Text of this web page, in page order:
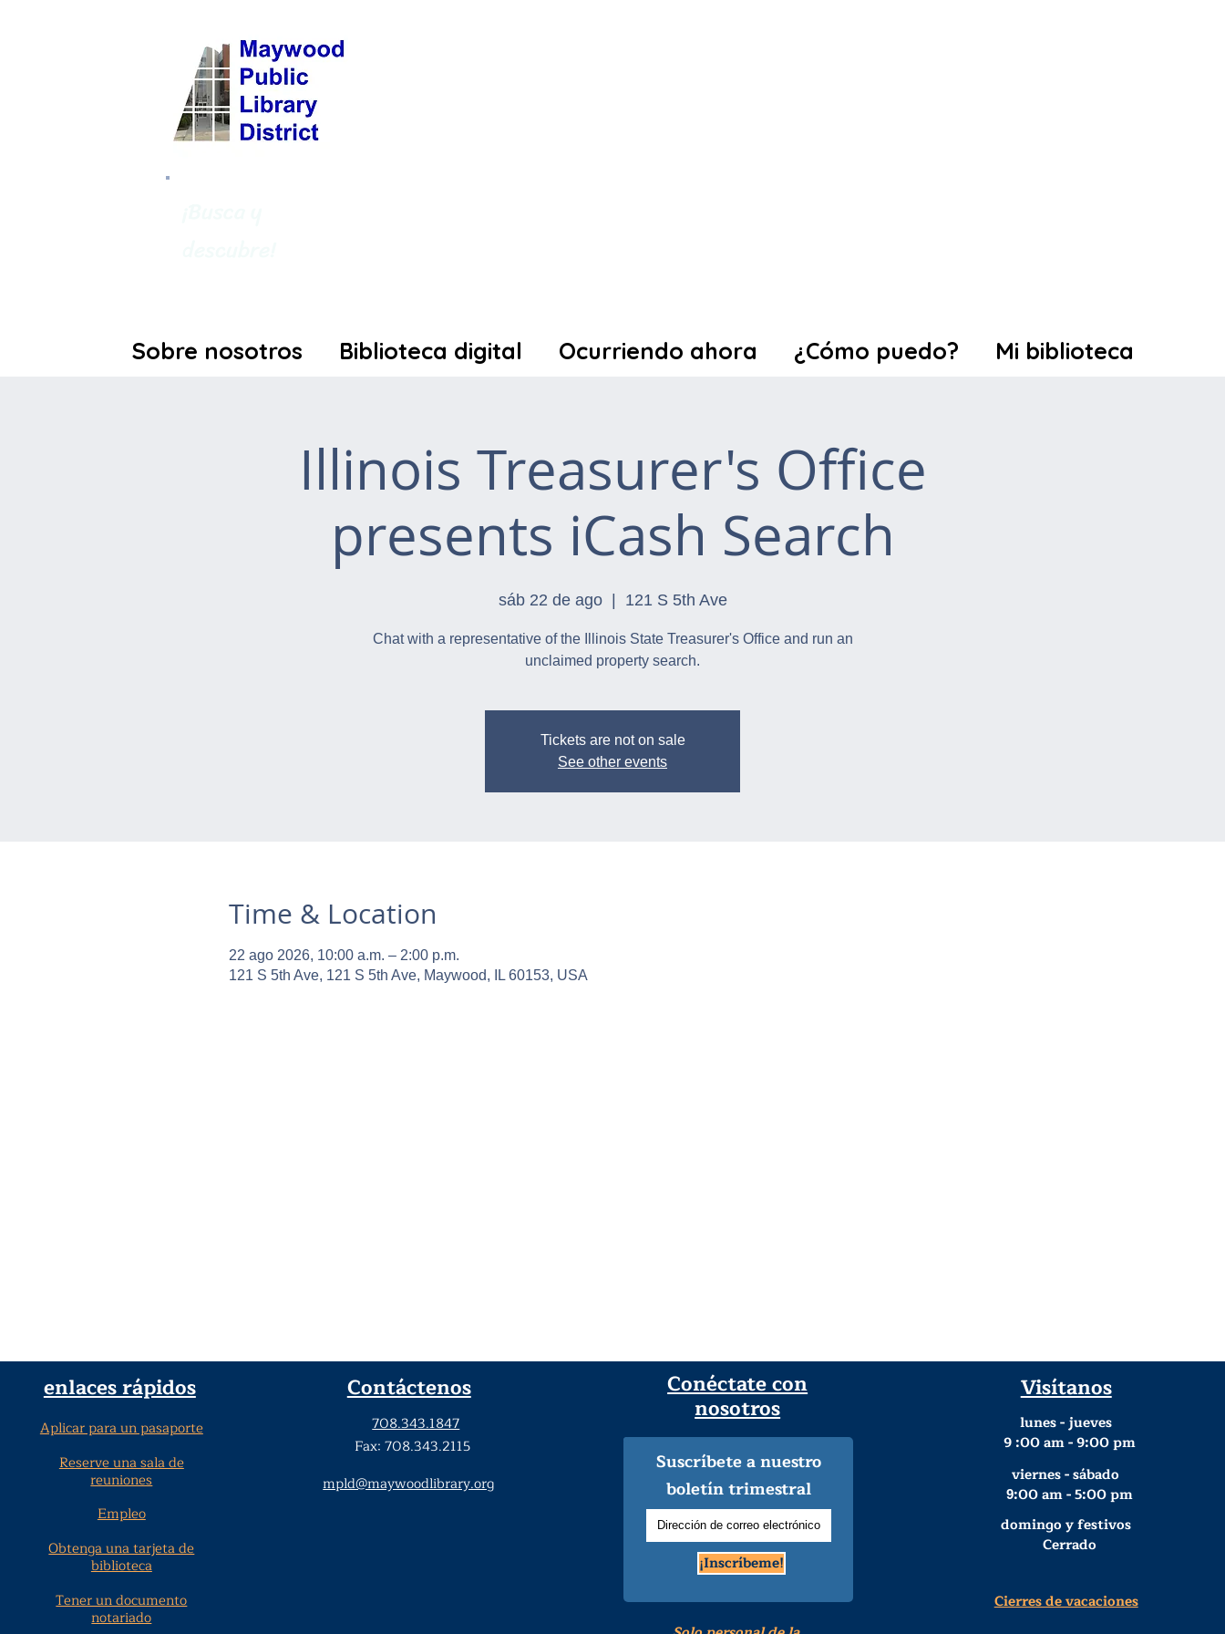
Sobre nosotros Biblioteca digital Ocurriendo ahora ¿Cómo puedo? Mi biblioteca
Illinois Treasurer's Office
presents iCash Search
sáb 22 de ago
  |
121 S 5th Ave
Chat with a representative of the Illinois State Treasurer's Office and run an
unclaimed property search.
Tickets are not on sale
See other events
Time & Location
22 ago 2026, 10:00 a.m. – 2:00 p.m.
121 S 5th Ave, 121 S 5th Ave, Maywood, IL 60153, USA
enlaces rápidos
Aplicar para un pasaporte
Reserve una sala de
reuniones
Empleo
Obtenga una tarjeta de
biblioteca
Tener un documento
notariado
Contáctenos
708.343.1847
Fax: 708.343.2115
mpld@maywoodlibrary.org
Conéctate con
nosotros
Suscríbete a nuestro
boletín trimestral
¡Inscríbeme!
Visítanos
lunes - jueves
9 :00 am - 9:00 pm
viernes - sábado
9:00 am - 5:00 pm
domingo y festivos
Cerrado
Cierres de vacaciones